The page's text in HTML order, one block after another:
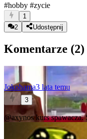
#hobby #zycie
1
2
Udostępnij
Komentarze (2)
Jokohama3 lata temu
3
@axynoskurs spawacza.